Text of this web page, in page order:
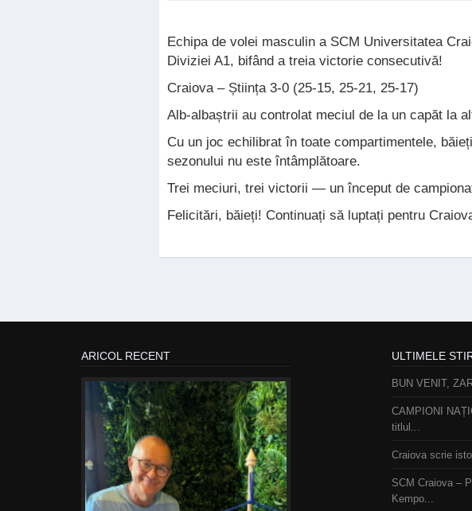
Echipa de volei masculin a SCM Universitatea
Diviziei A1, bifând a treia victorie consecutivă!
Craiova – Știința 3-0 (25-15, 25-21, 25-17)
Alb-albaștrii au controlat meciul de la un capăt la
Cu un joc echilibrat în toate compartimentele,
sezonului nu este întâmplătoare.
Trei meciuri, trei victorii — un început de
Felicitări, băieți! Continuați să luptați pentru
ARICOL RECENT ULTIMELE
BUN VENIT,
CAMPIONI
titlul...
Craiova scrie
SCM Craiova –
Kempo...